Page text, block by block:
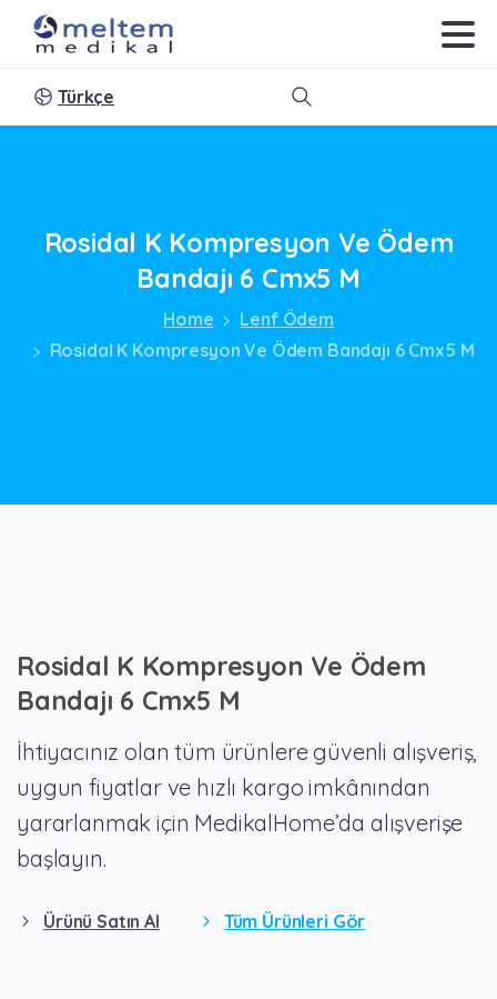
Türkçe
Search
Rosidal K Kompresyon Ve Ödem
Bandajı 6 Cmx5 M
Home
Lenf Ödem
Rosidal K Kompresyon Ve Ödem Bandajı 6 Cmx5 M
Rosidal K Kompresyon Ve Ödem
Bandajı 6 Cmx5 M
İhtiyacınız olan tüm ürünlere güvenli alışveriş,
uygun fiyatlar ve hızlı kargo imkânından
yararlanmak için MedikalHome’da alışverişe
başlayın.
Ürünü Satın Al Tüm Ürünleri Gör